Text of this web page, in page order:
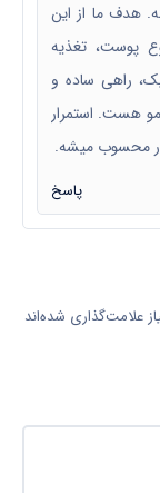
هدف ما از این
پوست، تغذیه
راهی ساده و
هست. استمرار
محسوب میشه.
پاسخ
علامت‌گذاری شده‌اند